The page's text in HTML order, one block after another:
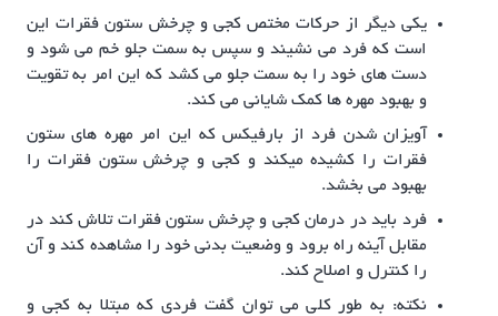
یکی دیگر از حرکات مختص کجی و چرخش ستون فقرات این
است که فرد می نشیند و سپس به سمت جلو خم می شود و
دست های خود را به سمت جلو می کشد که این امر به تقویت
و بهبود مهره ها کمک شایانی می کند.
آویزان شدن فرد از بارفیکس که این امر مهره های ستون
فقرات را کشیده میکند و کجی و چرخش ستون فقرات را
بهبود می بخشد.
فرد باید در درمان کجی و چرخش ستون فقرات تلاش کند در
مقابل آینه راه برود و وضعیت بدنی خود را مشاهده کند و آن
را کنترل و اصلاح کند.
نکته: به طور کلی می توان گفت فردی که مبتلا به کجی و